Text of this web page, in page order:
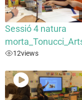
Sessió 4 natura
12views